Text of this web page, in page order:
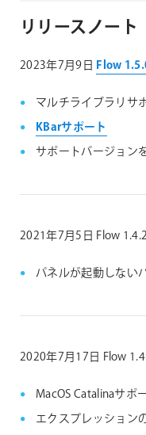
リリースノート
2023年7月9日 Flow
マルチライブラリサ
KBarサポート
サポートバージョン
2021年7月5日 Flow
パネルが起動しない
2020年7月17日 Flow
MacOS Catalinaサポ
エクスプレッション